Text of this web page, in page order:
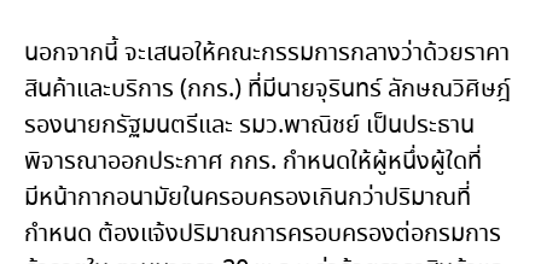
นอกจากนี้ จะเสนอให้คณะกรรมการกลางว่าด้วยราคา
สินค้าและบริการ (กกร.) ที่มีนายจุรินทร์ ลักษณวิศิษฎ์
รองนายกรัฐมนตรีและ รมว.พาณิชย์ เป็นประธาน
พิจารณาออกประกาศ กกร. กำหนดให้ผู้หนึ่งผู้ใดที่
มีหน้ากากอนามัยในครอบครองเกินกว่าปริมาณที่
กำหนด ต้องแจ้งปริมาณการครอบครองต่อกรมการ